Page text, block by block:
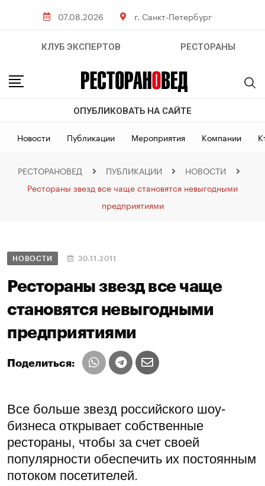
07.08.2026 г. Санкт-Петербург
КЛУБ ЭКСПЕРТОВ РЕСТОРАНЫ
ОПУБЛИКОВАТЬ НА САЙТЕ
Новости Публикации Мероприятия Компании
РЕСТОРАНОВЕД ПУБЛИКАЦИИ
НОВОСТИ
Рестораны звезд все чаще становятся невыгодными
предприятиями
НОВОСТИ 30.11.2011
Рестораны звезд все чаще
становятся невыгодными
предприятиями
Поделиться:
Все больше звезд российского шоу-
бизнеса открывает собственные
рестораны, чтобы за счет своей
популярности обеспечить их постоянным
потоком посетителей.